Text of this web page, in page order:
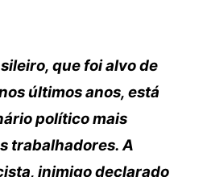
que foi alvo de
últimos anos, está
político mais
trabalhadores. A
inimigo declarado